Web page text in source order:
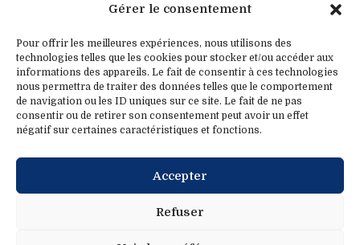
Gérer le consentement
Pour offrir les meilleures expériences, nous utilisons des
technologies telles que les cookies pour stocker et/ou accéder aux
informations des appareils. Le fait de consentir à ces technologies
nous permettra de traiter des données telles que le comportement
de navigation ou les ID uniques sur ce site. Le fait de ne pas
consentir ou de retirer son consentement peut avoir un effet
négatif sur certaines caractéristiques et fonctions.
Accepter
Refuser
Contact
Contact
0033.1.40.63.75.31
Contact presse
presse@fredericpetit.eu